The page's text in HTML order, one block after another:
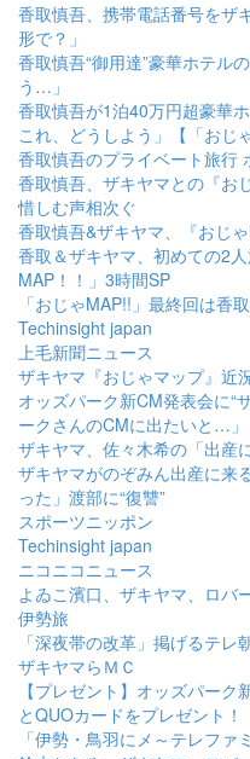
香取慎吾、携帯電話番号をザ
形で？」
香取慎吾“御用達”豪華ホテル
う…」
香取慎吾が1泊40万円超豪華
これ、どうしよう」【「おじ
香取慎吾のプライベート旅行
香取慎吾、ザキヤマとの『お
惜しむ声相次ぐ
香取慎吾&ザキヤマ、『おじ
香取＆ザキヤマ、初めての2
MAP！！」3時間SP
「おじゃMAP!!」最終回は香
Techinsight japan
上毛新聞ニュース
ザキヤマ『おじゃマップ』近
オッズパーク新CM発表会に“
ークさんのCMに出たいと…」
ザキヤマ、佐々木希の「出産
ザキヤマがのぞみん出産に来
った」渡部に“復讐”
スポーツニッポン
Techinsight japan
ニコニコニュース
よゐこ濱口、ザキヤマ、ロバ
伊勢旅
「深夜帯の改革」掲げるテレ
ザキヤマらＭＣ
【プレゼント】オッズパー
とQUOカードをプレゼント！
「伊勢・鳥羽にメ～テレファ